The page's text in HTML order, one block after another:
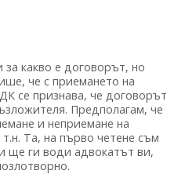
какво е договорът, но
че с приемането на
се признава, че договорът
Предполагам, че
и неприемане на
Та, на първо четене съм
ще ги води адвокатът ви,